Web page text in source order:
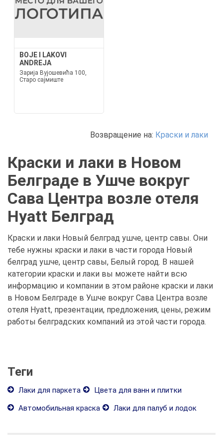
BOJE I LAKOVI
ANDREJA
Зарија Вујошевића 100,
Старо сајмиште
Возвращение на: Краски и лаки
Краски и лаки в Новом
Белграде в Ушче вокруг
Сава Центра возле отеля
Hyatt Белград
Краски и лаки Новый белград ушче, центр савы. Они
тебе нужны краски и лаки в части города Новый
белград ушче, центр савы, Белый город. В нашей
категории краски и лаки вы можете найти всю
информацию и компании в этом районе краски и лаки
в Новом Белграде в Ушче вокруг Сава Центра возле
отеля Hyatt, презентации, предложения, цены, режим
работы белградских компаний из этой части города.
Теги
Лаки для паркета
Цвета для ванн и плитки
Автомобильная краска
Лаки для палуб и лодок